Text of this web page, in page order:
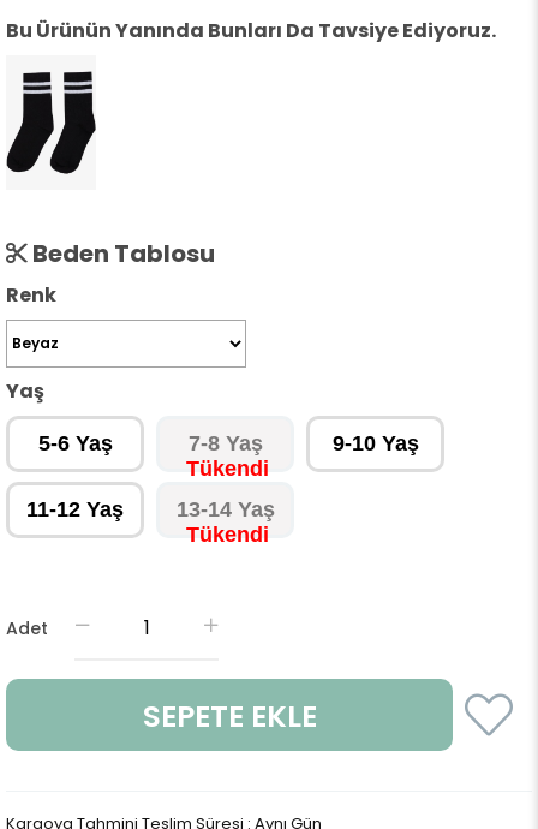
Bu Ürünün Yanında Bunları Da Tavsiye Ediyoruz.
Beden Tablosu
Renk
Yaş
5-6 Yaş 7-8 Yaş 9-10 Yaş
11-12 Yaş 13-14 Yaş
Adet
Kargoya Tahmini Teslim Süresi : Aynı Gün